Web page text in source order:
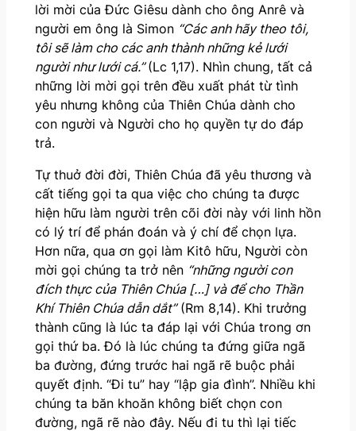
lời mời của Đức Giêsu dành cho ông Anrê và
người em ông là Simon “Các anh hãy theo tôi,
tôi sẽ làm cho các anh thành những kẻ lưới
người như lưới cá.”(Lc 1,17). Nhìn chung, tất cả
những lời mời gọi trên đều xuất phát từ tình
yêu nhưng không của Thiên Chúa dành cho
con người và Người cho họ quyền tự do đáp
trả.
Tự thuở đời đời, Thiên Chúa đã yêu thương và
cất tiếng gọi ta qua việc cho chúng ta được
hiện hữu làm người trên cõi đời này với linh hồn
có lý trí để phán đoán và ý chí để chọn lựa.
Hơn nữa, qua ơn gọi làm Kitô hữu, Người còn
mời gọi chúng ta trở nên “những người con
đích thực của Thiên Chúa […] và để cho Thần
Khí Thiên Chúa dẫn dắt”(Rm 8,14). Khi trưởng
thành cũng là lúc ta đáp lại với Chúa trong ơn
gọi thứ ba. Đó là lúc chúng ta đứng giữa ngã
ba đường, đứng trước hai ngã rẽ buộc phải
quyết định. “Đi tu” hay “lập gia đình”. Nhiều khi
chúng ta băn khoăn không biết chọn con
đường, ngã rẽ nào đây. Nếu đi tu thì lại tiếc